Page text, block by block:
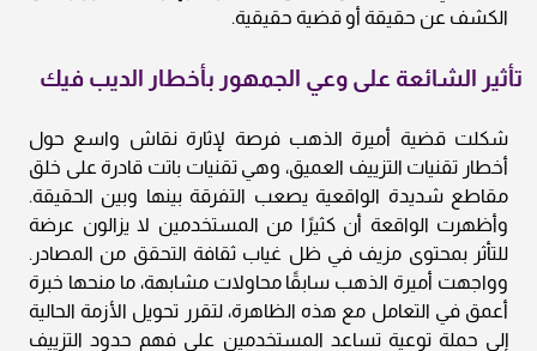
الكشف عن حقيقة أو قضية حقيقية.
تأثير الشائعة على وعي الجمهور بأخطار الديب فيك
شكلت قضية أميرة الذهب فرصة لإثارة نقاش واسع حول
أخطار تقنيات التزييف العميق، وهي تقنيات باتت قادرة على خلق
مقاطع شديدة الواقعية يصعب التفرقة بينها وبين الحقيقة.
وأظهرت الواقعة أن كثيرًا من المستخدمين لا يزالون عرضة
للتأثر بمحتوى مزيف في ظل غياب ثقافة التحقق من المصادر.
وواجهت أميرة الذهب سابقًا محاولات مشابهة، ما منحها خبرة
أعمق في التعامل مع هذه الظاهرة، لتقرر تحويل الأزمة الحالية
إلى حملة توعية تساعد المستخدمين على فهم حدود التزييف